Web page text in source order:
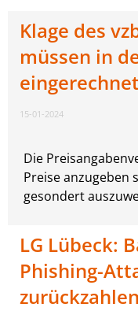
Klage des
müssen in
15-01-2024
Die
Preise anzugeben
gesondert
LG Lübeck:
Phishing-
zurückzahlen